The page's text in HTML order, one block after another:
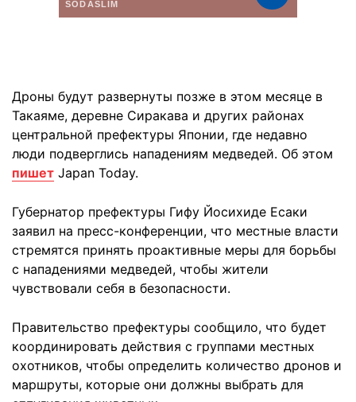
Дроны будут развернуты позже в этом месяце в
Такаяме, деревне Сиракава и других районах
центральной префектуры Японии, где недавно
люди подверглись нападениям медведей. Об этом
пишет Japan Today.
Губернатор префектуры Гифу Йосихиде Есаки
заявил на пресс-конференции, что местные власти
стремятся принять проактивные меры для борьбы
с нападениями медведей, чтобы жители
чувствовали себя в безопасности.
Правительство префектуры сообщило, что будет
координировать действия с группами местных
охотников, чтобы определить количество дронов и
маршруты, которые они должны выбрать для